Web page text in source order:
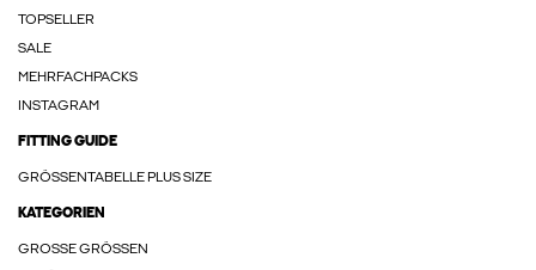
TOPSELLER
SALE
MEHRFACHPACKS
INSTAGRAM
FITTING GUIDE
GRÖSSENTABELLE PLUS SIZE
KATEGORIEN
GROSSE GRÖSSEN